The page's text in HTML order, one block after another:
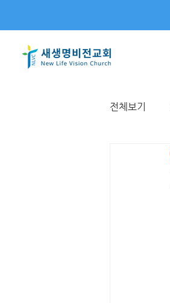
전체보기